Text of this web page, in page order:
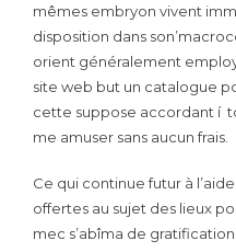
mêmes embryon vivent
disposition dans
orient généralement
site web but un catalogue
cette suppose accordant í
me amuser sans aucun frais.
Ce qui continue futur à
offertes au sujet des lieux
mec s’abîma de